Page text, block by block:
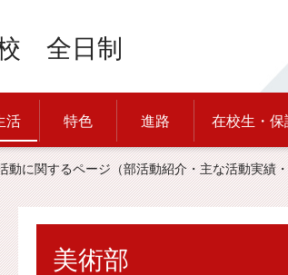
全日制
活 特色 進路 在校生・
動に関するページ（部活動紹介・主な活動実績
美術部